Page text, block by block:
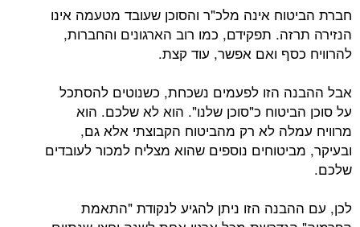
חברת הביטוח אינה מלכ"ר והסוכן שעובד מטעמה אינו
הנזירה תרזה. תפקידם, כמו רוב הארגונים והחברות,
להרוויח כסף ואם אפשר, עוד קצת.
אבל ההבנה הזו לפעמים נשכחת, כשנוטים להסתכל
על סוכן הביטוח כ"סוכן שלנו". הוא לא שלכם. הוא
מרוויח עמלה לא רק מהביטוח הקבוצתי אלא גם,
ובעיקר, מביטוחים נוספים שהוא מצליח למכור לעובדים
שלכם.
לכן, עם ההבנה הזו ניתן להגיע לנקודת "התאמת